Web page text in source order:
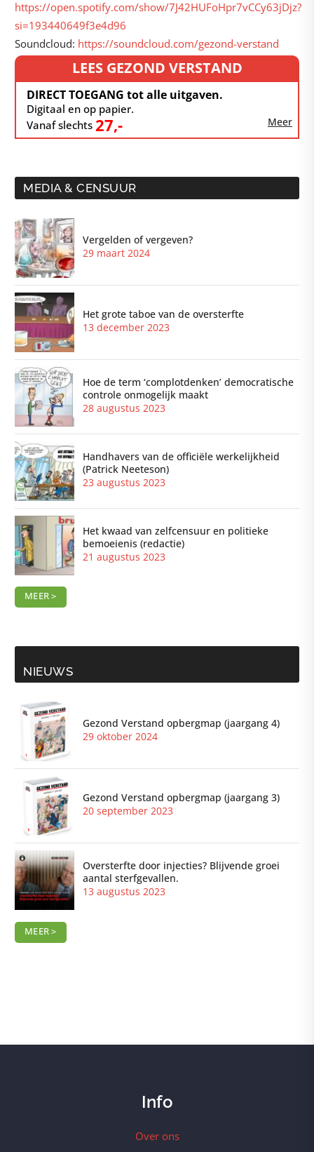
https://open.spotify.com/show/7J42HUFoHpr7vCCy63jDjz?
si=193440649f3e4d96
Soundcloud: https://soundcloud.com/gezond-verstand
LEES GEZOND VERSTAND
DIRECT TOEGANG tot alle uitgaven.
Digitaal en op papier.
Vanaf slechts 27,- Meer
MEDIA & CENSUUR
Vergelden of vergeven?
29 maart 2024
Het grote taboe van de oversterfte
13 december 2023
Hoe de term ‘complotdenken’ democratische
controle onmogelijk maakt
28 augustus 2023
Handhavers van de officiële werkelijkheid
(Patrick Neeteson)
23 augustus 2023
Het kwaad van zelfcensuur en politieke
bemoeienis (redactie)
21 augustus 2023
MEER >
NIEUWS
Gezond Verstand opbergmap (jaargang 4)
29 oktober 2024
Gezond Verstand opbergmap (jaargang 3)
20 september 2023
Oversterfte door injecties? Blijvende groei
aantal sterfgevallen.
13 augustus 2023
MEER >
Info
Over ons